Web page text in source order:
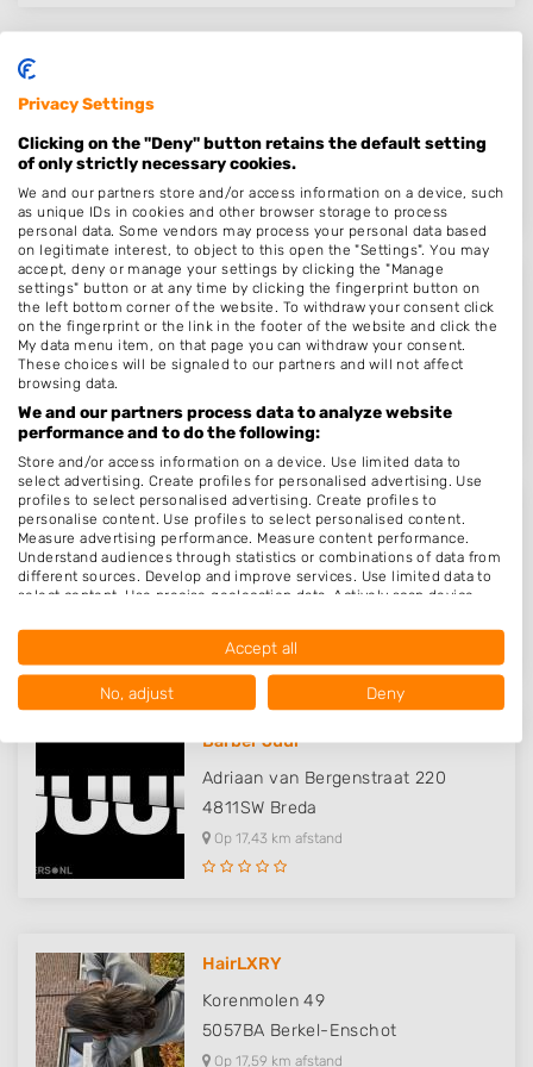
5066XD Moergestel
Op 17,07 km afstand
Kapper Breda Oranjeboomstraat -..
Oranjeboomstraat 81
4812EB Breda
MOOI HAAR
Fellenoordstraat 1
4811TG Breda
Barber Juul
Adriaan van Bergenstraat 220
4811SW Breda
Op 17,43 km afstand
HairLXRY
Korenmolen 49
5057BA Berkel-Enschot
Op 17,59 km afstand
Privacy Settings
Clicking on the "Deny" button retains the default setting
of only strictly necessary cookies.
We and our partners store and/or access information on a device, such
as unique IDs in cookies and other browser storage to process
personal data. Some vendors may process your personal data based
on legitimate interest, to object to this open the "Settings". You may
accept, deny or manage your settings by clicking the "Manage
settings" button or at any time by clicking the fingerprint button on
the left bottom corner of the website. To withdraw your consent click
on the fingerprint or the link in the footer of the website and click the
My data menu item, on that page you can withdraw your consent.
These choices will be signaled to our partners and will not affect
browsing data.
We and our partners process data to analyze website
performance and to do the following:
Store and/or access information on a device. Use limited data to
select advertising. Create profiles for personalised advertising. Use
profiles to select personalised advertising. Create profiles to
personalise content. Use profiles to select personalised content.
Measure advertising performance. Measure content performance.
Understand audiences through statistics or combinations of data from
different sources. Develop and improve services. Use limited data to
select content. Use precise geolocation data. Actively scan device
Data may be shared outside of the European Union and send to the
Your consent and the cookie policy applies solely to this website/app.
View Partner List (1016 IAB Vendors)
We use your data for the following purposes:
Store and/or access information on a device
Use limited data to select advertising
Use profiles to select personalised
advertising
Create profiles to personalise content
Accept all
No, adjust Deny